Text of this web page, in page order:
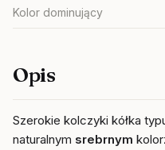
Kolor dominujący
Opis
Szerokie kolczyki kółka
naturalnym srebrnym